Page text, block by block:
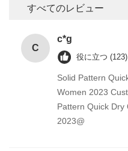
すべてのレビュー
C
c*g
役に立つ (123)
Solid Pattern
Women 2023
Pattern Quick Dry
2023@